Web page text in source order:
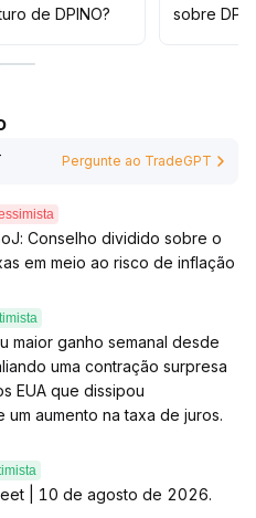
a posição, reduzindo
de DPINO?
sobre
Pergunte ao TradeGPT
Conselho dividido sobre o
em meio ao risco de inflação
maior ganho semanal desde
uma contração surpresa
EUA que dissipou
aumento na taxa de juros.
| 10 de agosto de 2026.